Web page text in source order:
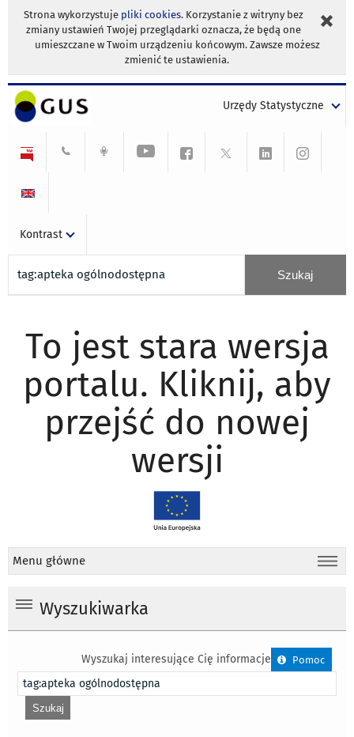
Strona wykorzystuje pliki cookies. Korzystanie z witryny bez
zmiany ustawień Twojej przeglądarki oznacza, że będą one
umieszczane w Twoim urządzeniu końcowym. Zawsze możesz
zmienić te ustawienia.
Urzędy Statystyczne
Kontrast
To jest stara wersja
portalu. Kliknij, aby
przejść do nowej
wersji
Menu główne
Wyszukiwarka
Pomoc
Wyszukaj interesujące Cię informacje